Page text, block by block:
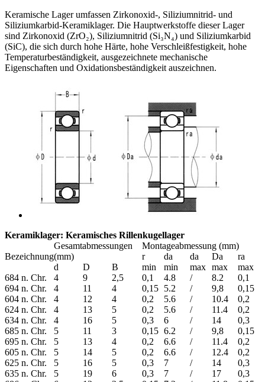
Keramische Lager umfassen Zirkonoxid-, Siliziumnitrid- und
Siliziumkarbid-Keramiklager. Die Hauptwerkstoffe dieser Lager
sind Zirkonoxid (ZrO₂), Siliziumnitrid (Si₃N₄) und Siliziumkarbid
(SiC), die sich durch hohe Härte, hohe Verschleißfestigkeit, hohe
Temperaturbeständigkeit, ausgezeichnete mechanische
Eigenschaften und Oxidationsbeständigkeit auszeichnen.
Keramiklager: Keramisches Rillenkugellager
Bezeichnung
Gesamtabmessungen
Montageabmessung (mm)
(mm)
r da da Da
ra
d
D B min min max max
max
684 n. Chr.
4 9 2,5 0,1 4.8 / 8.2
0,1
694 n. Chr.
4 11 4 0,15 5.2 / 9,8
0,15
604 n. Chr.
4 12 4 0,2 5.6 / 10.4
0,2
624 n. Chr.
4 13 5 0,2 5.6 / 11.4
0,2
634 n. Chr.
4 16 5 0,3 6 / 14
0,3
685 n. Chr.
5 11 3 0,15 6.2 / 9,8
0,15
695 n. Chr.
5 13 4 0,2 6.6 / 11.4
0,2
605 n. Chr.
5 14 5 0,2 6.6 / 12.4
0,2
625 n. Chr.
5 16 5 0,3 7 / 14
0,3
635 n. Chr.
5 19 6 0,3 7 / 17
0,3